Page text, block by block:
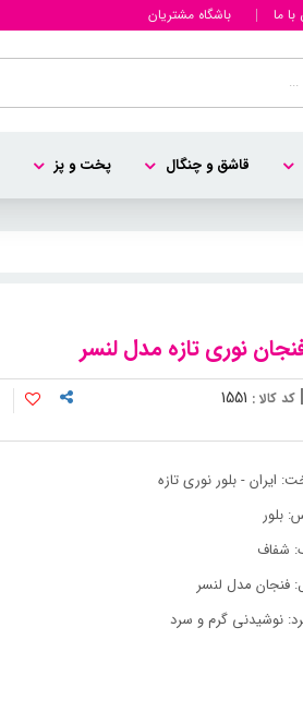
ما باشگاه مشتریان
قاشق و چنگال پخت و پز
نوری تازه مدل لنسر
کد کالا : 1551
ایران - بلور نوری تازه
بلور
شفاف
فنجان مدل لنسر
نوشیدنی گرم و سرد